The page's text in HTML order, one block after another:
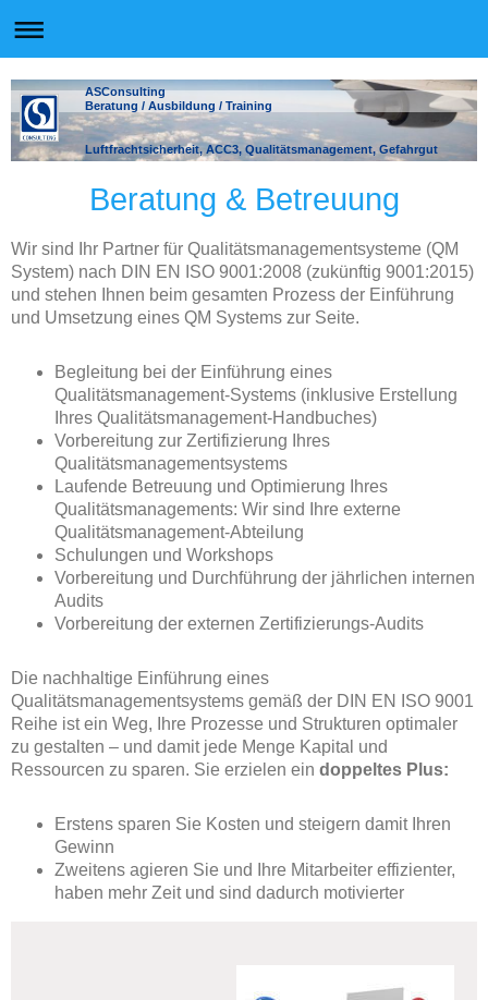
ASConsulting
Beratung / Ausbildung / Training
Luftfrachtsicherheit, ACC3, Qualitätsmanagement, Gefahrgut
Beratung & Betreuung
Wir sind Ihr Partner für Qualitätsmanagementsysteme (QM
System) nach DIN EN ISO 9001:2008 (zukünftig 9001:2015)
und stehen Ihnen beim gesamten Prozess der Einführung
und Umsetzung eines QM Systems zur Seite.
Begleitung bei der Einführung eines
Qualitätsmanagement-Systems (inklusive Erstellung
Ihres Qualitätsmanagement-Handbuches)
Vorbereitung zur Zertifizierung Ihres
Qualitätsmanagementsystems
Laufende Betreuung und Optimierung Ihres
Qualitätsmanagements: Wir sind Ihre externe
Qualitätsmanagement-Abteilung
Schulungen und Workshops
Vorbereitung und Durchführung der jährlichen internen
Audits
Vorbereitung der externen Zertifizierungs-Audits
Die nachhaltige Einführung eines
Qualitätsmanagementsystems gemäß der DIN EN ISO 9001
Reihe ist ein Weg, Ihre Prozesse und Strukturen optimaler
zu gestalten – und damit jede Menge Kapital und
Ressourcen zu sparen. Sie erzielen ein doppeltes Plus:
Erstens sparen Sie Kosten und steigern damit Ihren
Gewinn
Zweitens agieren Sie und Ihre Mitarbeiter effizienter,
haben mehr Zeit und sind dadurch motivierter